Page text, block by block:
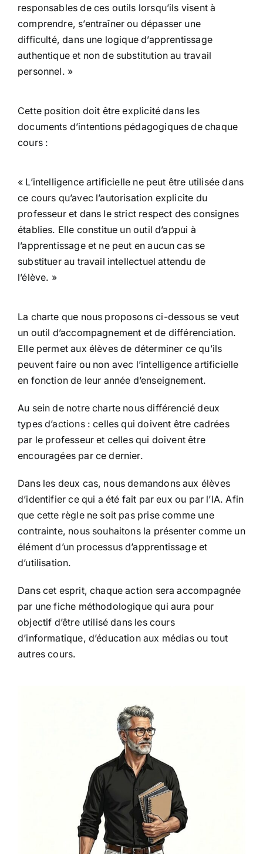
responsables de ces outils lorsqu’ils visent à
comprendre, s’entraîner ou dépasser une
difficulté, dans une logique d’apprentissage
authentique et non de substitution au travail
personnel. »
Cette position doit être explicité dans les
documents d’intentions pédagogiques de chaque
cours :
« L’intelligence artificielle ne peut être utilisée dans
ce cours qu’avec l’autorisation explicite du
professeur et dans le strict respect des consignes
établies. Elle constitue un outil d’appui à
l’apprentissage et ne peut en aucun cas se
substituer au travail intellectuel attendu de
l’élève. »
La charte que nous proposons ci-dessous se veut
un outil d’accompagnement et de différenciation.
Elle permet aux élèves de déterminer ce qu’ils
peuvent faire ou non avec l’intelligence artificielle
en fonction de leur année d’enseignement.
Au sein de notre charte nous différencié deux
types d’actions : celles qui doivent être cadrées
par le professeur et celles qui doivent être
encouragées par ce dernier.
Dans les deux cas, nous demandons aux élèves
d’identifier ce qui a été fait par eux ou par l’IA. Afin
que cette règle ne soit pas prise comme une
contrainte, nous souhaitons la présenter comme un
élément d’un processus d’apprentissage et
d’utilisation.
Dans cet esprit, chaque action sera accompagnée
par une fiche méthodologique qui aura pour
objectif d’être utilisé dans les cours
d’informatique, d’éducation aux médias ou tout
autres cours.